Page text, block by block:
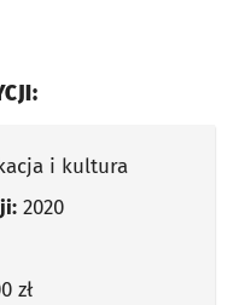
i kultura
2020
zł